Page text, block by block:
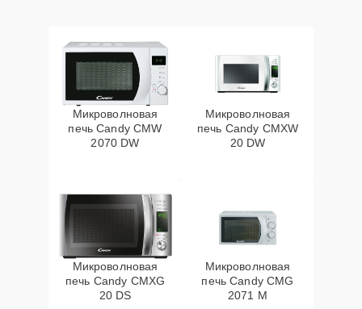
Микроволновая
печь Candy CMW
2070 DW
Микроволновая
печь Candy CMXW
20 DW
Микроволновая
печь Candy CMXG
20 DS
Микроволновая
печь Candy CMG
2071 M